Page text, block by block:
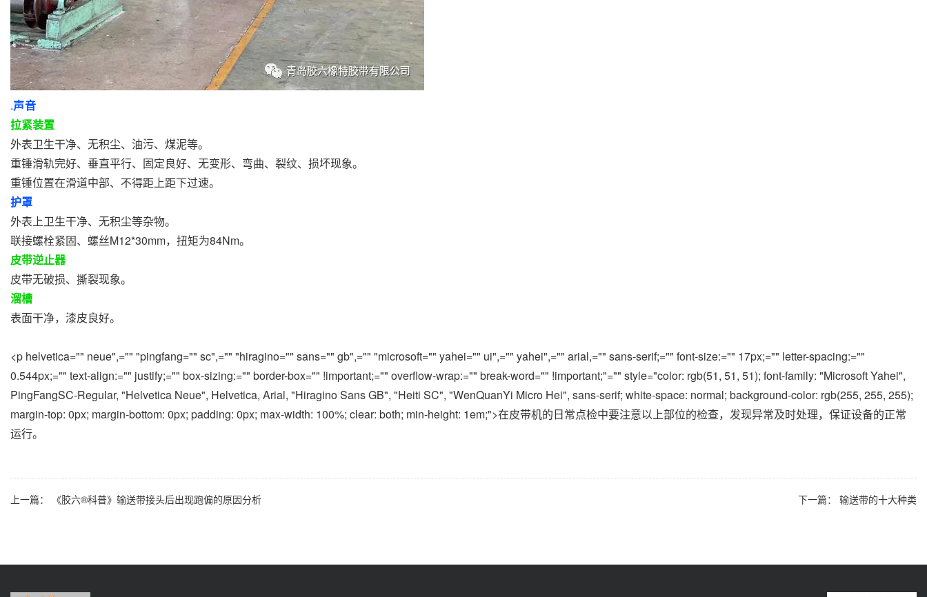
.声音
拉紧装置
外表卫生干净、无积尘、油污、煤泥等。
重锤滑轨完好、垂直平行、固定良好、无变形、弯曲、裂纹、损坏现象。
重锤位置在滑道中部、不得距上距下过速。
护罩
外表上卫生干净、无积尘等杂物。
联接螺栓紧固、螺丝M12*30mm，扭矩为84Nm。
皮带逆止器
皮带无破损、撕裂现象。
溜槽
表面干净，漆皮良好。
<p helvetica="" neue",="" "pingfang="" sc",="" "hiragino="" sans="" gb",="" "microsoft="" yahei="" ui",="" yahei",="" arial,="" sans-serif;="" font-size:="" 17px;="" letter-spacing:=""
0.544px;="" text-align:="" justify;="" box-sizing:="" border-box="" !important;="" overflow-wrap:="" break-word="" !important;"="" style="color: rgb(51, 51, 51); font-family: "Microsoft Yahei",
PingFangSC-Regular, "Helvetica Neue", Helvetica, Arial, "Hiragino Sans GB", "Heiti SC", "WenQuanYi Micro Hei", sans-serif; white-space: normal; background-color: rgb(255, 255, 255);
margin-top: 0px; margin-bottom: 0px; padding: 0px; max-width: 100%; clear: both; min-height: 1em;">在皮带机的日常点检中要注意以上部位的检查，发现异常及时处理，保证设备的正常
运行。
上一篇： 《胶六®科普》输送带接头后出现跑偏的原因分析 下一篇： 输送带的十大种类